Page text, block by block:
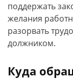
поддержать
желания
разорвать
должником.
Куда